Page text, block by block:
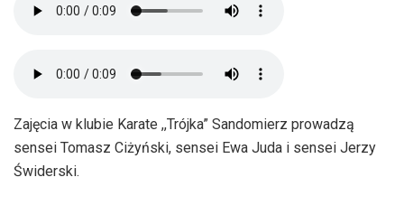
Zajęcia w klubie Karate ,,Trójka” Sandomierz prowadzą
sensei Tomasz Ciżyński, sensei Ewa Juda i sensei Jerzy
Świderski.